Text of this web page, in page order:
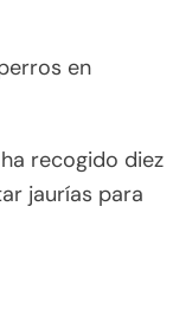
en
recogido diez
jaurías para